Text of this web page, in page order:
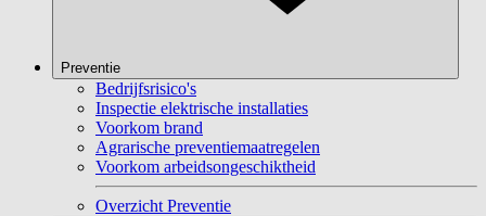
Preventie
Bedrijfsrisico's
Inspectie elektrische installaties
Voorkom brand
Agrarische preventiemaatregelen
Voorkom arbeidsongeschiktheid
Overzicht Preventie